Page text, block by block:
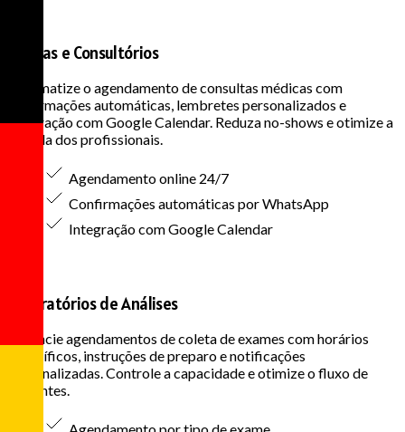
Clínicas e Consultórios
Automatize o agendamento de consultas médicas com
confirmações automáticas, lembretes personalizados e
integração com Google Calendar. Reduza no-shows e otimize a
agenda dos profissionais.
Agendamento online 24/7
Confirmações automáticas por WhatsApp
Integração com Google Calendar
Laboratórios de Análises
Gerencie agendamentos de coleta de exames com horários
específicos, instruções de preparo e notificações
personalizadas. Controle a capacidade e otimize o fluxo de
pacientes.